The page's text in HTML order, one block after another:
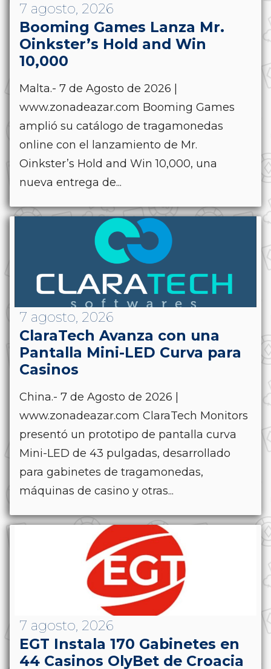
7 agosto, 2026
Booming Games Lanza Mr.
Oinkster’s Hold and Win
10,000
Malta.- 7 de Agosto de 2026 |
www.zonadeazar.com Booming Games
amplió su catálogo de tragamonedas
online con el lanzamiento de Mr.
Oinkster’s Hold and Win 10,000, una
nueva entrega de...
7 agosto, 2026
ClaraTech Avanza con una
Pantalla Mini-LED Curva para
Casinos
China.- 7 de Agosto de 2026 |
www.zonadeazar.com ClaraTech Monitors
presentó un prototipo de pantalla curva
Mini-LED de 43 pulgadas, desarrollado
para gabinetes de tragamonedas,
máquinas de casino y otras...
7 agosto, 2026
EGT Instala 170 Gabinetes en
44 Casinos OlyBet de Croacia